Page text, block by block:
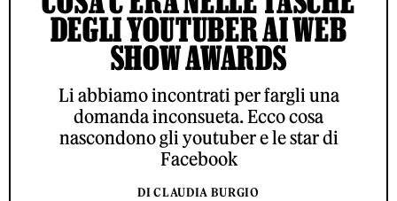
DEGLI YOUTUBER AI WEB
SHOW AWARDS
Li abbiamo incontrati per fargli una
domanda inconsueta. Ecco cosa
nascondono gli youtuber e le star di
Facebook
DI CLAUDIA BURGIO